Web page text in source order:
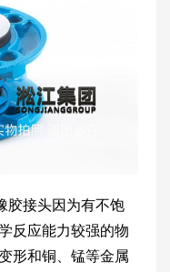
胶接头因为有不饱
反应能力较强的物
形和铜、锰等金属